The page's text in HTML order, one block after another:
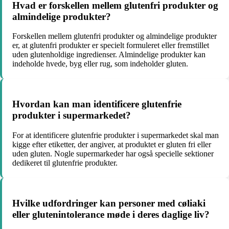
Hvad er forskellen mellem glutenfri produkter og
almindelige produkter?
Forskellen mellem glutenfri produkter og almindelige produkter
er, at glutenfri produkter er specielt formuleret eller fremstillet
uden glutenholdige ingredienser. Almindelige produkter kan
indeholde hvede, byg eller rug, som indeholder gluten.
Hvordan kan man identificere glutenfrie
produkter i supermarkedet?
For at identificere glutenfrie produkter i supermarkedet skal man
kigge efter etiketter, der angiver, at produktet er gluten fri eller
uden gluten. Nogle supermarkeder har også specielle sektioner
dedikeret til glutenfrie produkter.
Hvilke udfordringer kan personer med cøliaki
eller glutenintolerance møde i deres daglige liv?